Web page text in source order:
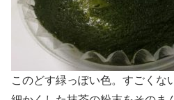
このどす緑っぽい色。すごくな